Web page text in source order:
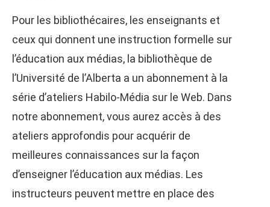
Pour les bibliothécaires, les enseignants et
ceux qui donnent une instruction formelle sur
l’éducation aux médias, la bibliothèque de
l’Université de l’Alberta a un abonnement à la
série d’ateliers Habilo-Média sur le Web. Dans
notre abonnement, vous aurez accès à des
ateliers approfondis pour acquérir de
meilleures connaissances sur la façon
d’enseigner l’éducation aux médias. Les
instructeurs peuvent mettre en place des